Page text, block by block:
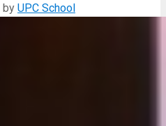
by UPC School